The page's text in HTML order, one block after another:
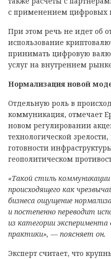
с применением цифровых
При этом речь не идет об
использование
принимать цифровую
услуг на внутреннем
Нормализация новой
Отдельную роль в
коммуникация, отмечает
новом регулировании
технологической
готовности
геополитическом
«Такой стиль
происходящего как
бизнеса ощущение
и постепенно переводит
из категории
практики», — поясняет он.
Эксперт считает, что